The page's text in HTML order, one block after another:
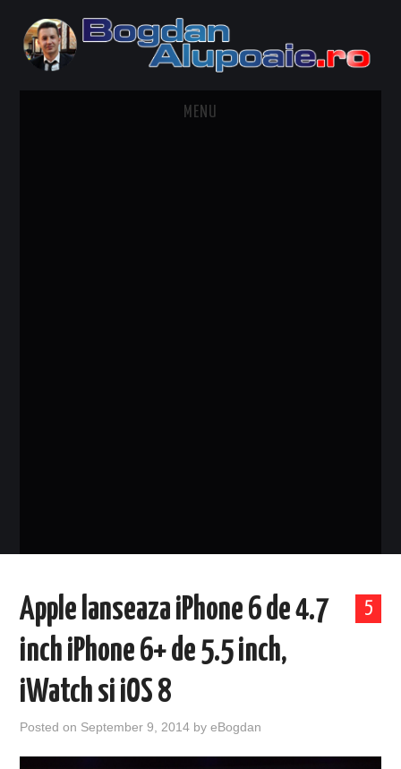
MENU
5
Apple lanseaza iPhone 6 de 4.7
inch iPhone 6+ de 5.5 inch,
iWatch si iOS 8
Posted on September 9, 2014 byeBogdan